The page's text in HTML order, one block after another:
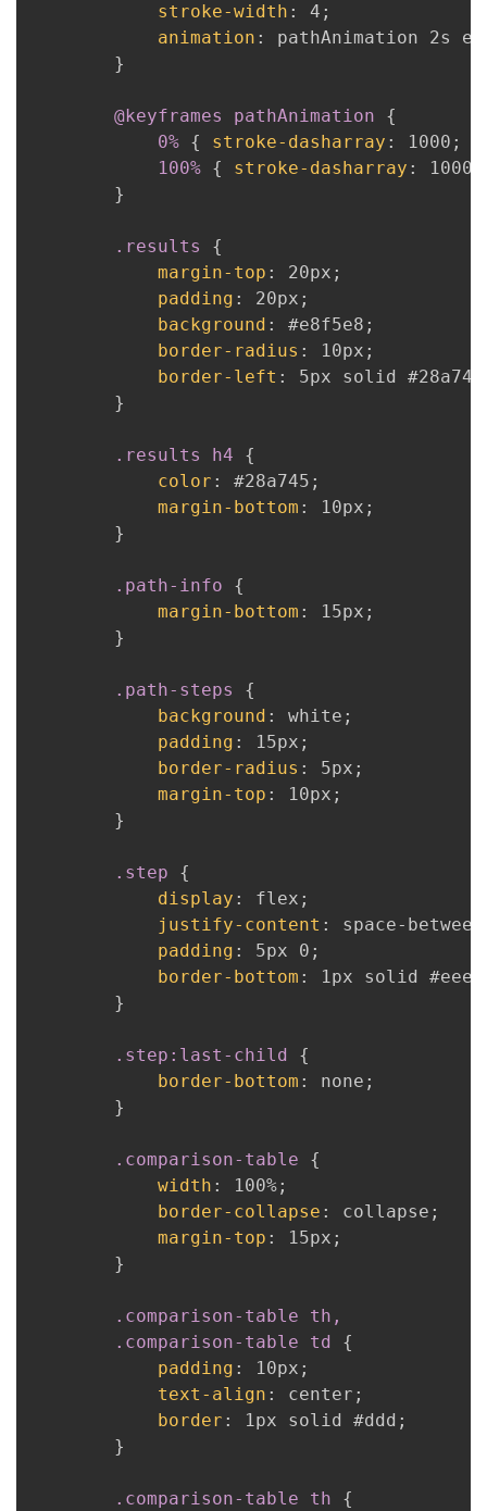
stroke-width : 4 ;
animation :
pathAnimation 2s
}
@keyframes pathAnimation
{
0% { stroke-dasharray : 1000 ;
100% { stroke-dasharray : 1000
}
.results
{
margin-top : 20px ;
padding : 20px ;
background : #e8f5e8 ;
border-radius : 10px ;
border-left : 5px solid #28a745
}
.results h4
{
color : #28a745 ;
margin-bottom : 10px ;
}
.path-info
{
margin-bottom : 15px ;
}
.path-steps
{
background : white ;
padding : 15px ;
border-radius : 5px ;
margin-top : 10px ;
}
.step
{
display : flex ;
justify-content : space-between
padding : 5px 0 ;
border-bottom : 1px solid #eee
}
.step:last-child
{
border-bottom : none ;
}
.comparison-table
{
width : 100%;
border-collapse : collapse ;
margin-top : 15px ;
}
.comparison-table th,
        .comparison-table td
{
padding : 10px ;
text-align : center ;
border : 1px solid #ddd ;
}
.comparison-table th
{